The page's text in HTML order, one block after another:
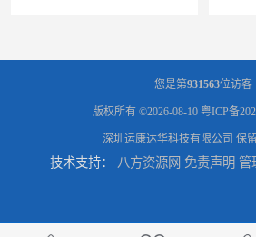
家用中药提速治疗仪报价
您是第931563位访客
版权所有 ©2026-08-10 粤ICP备
深圳运康达华科技有限公司 保
技术支持： 八方资源网 免责声明 管